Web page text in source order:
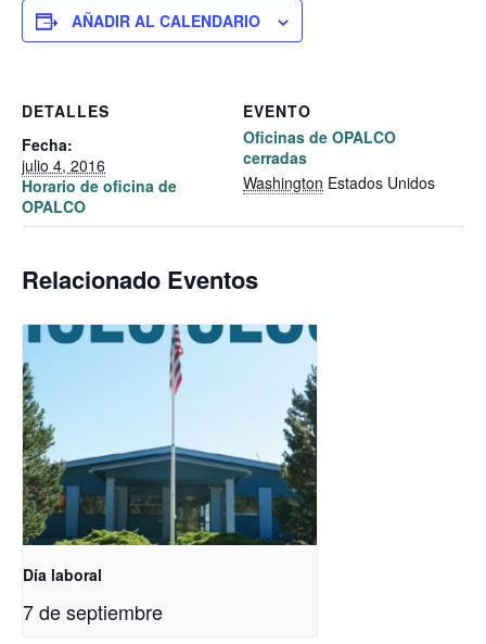
AÑADIR AL CALENDARIO
DETALLES
Fecha:
julio 4, 2016
Horario de oficina de
OPALCO
EVENTO
Oficinas de OPALCO
cerradas
Washington Estados Unidos
Relacionado Eventos
Día laboral
7 de septiembre